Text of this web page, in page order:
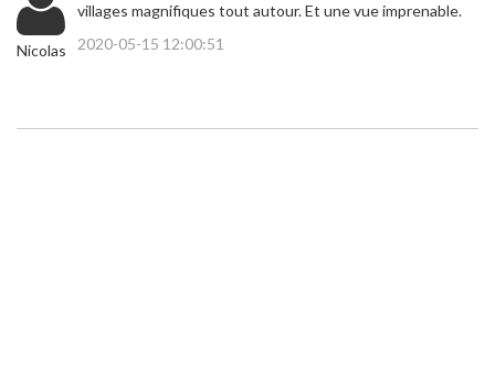
Nicolas
villages magnifiques tout autour. Et une vue imprenable.
2020-05-15 12:00:51